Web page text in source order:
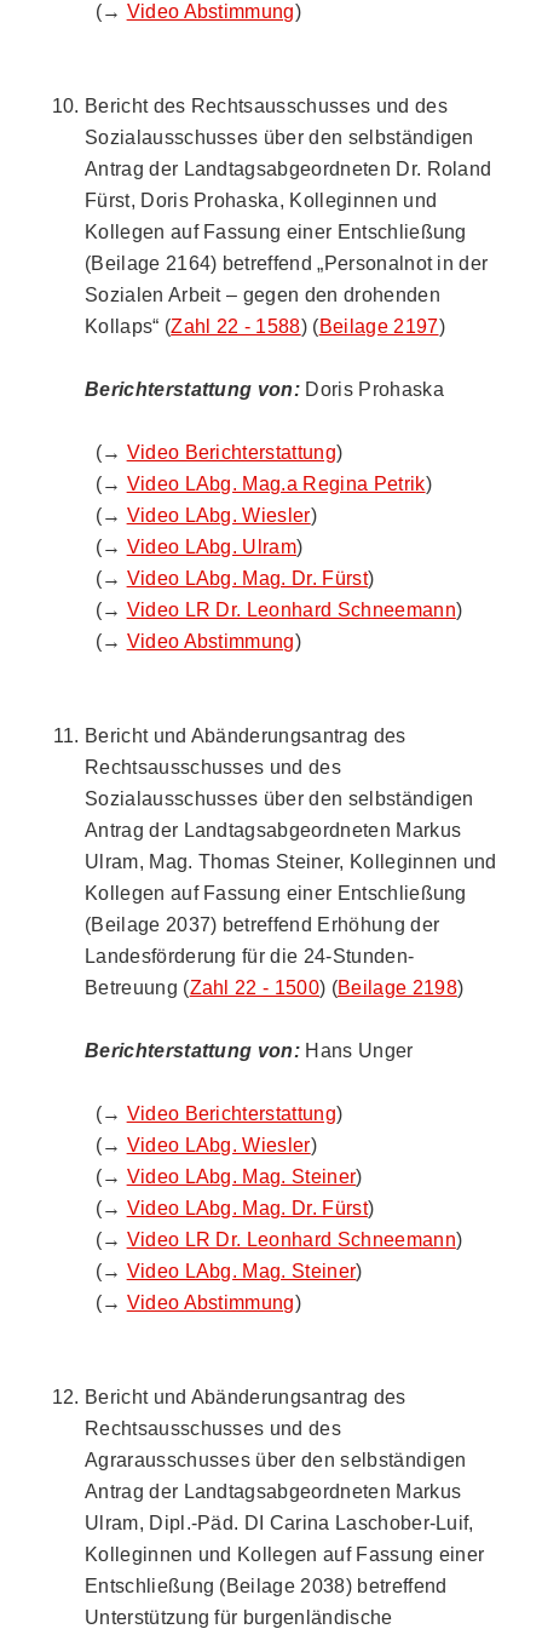
(→ Video Abstimmung)
Bericht des Rechtsausschusses und des
Sozialausschusses über den selbständigen
Antrag der Landtagsabgeordneten Dr. Roland
Fürst, Doris Prohaska, Kolleginnen und
Kollegen auf Fassung einer Entschließung
(Beilage 2164) betreffend „Personalnot in der
Sozialen Arbeit – gegen den drohenden
Kollaps“ (Zahl 22 - 1588) (Beilage 2197)
Berichterstattung von: Doris Prohaska
(→ Video Berichterstattung)
(→ Video LAbg. Mag.a Regina Petrik)
(→ Video LAbg. Wiesler)
(→ Video LAbg. Ulram)
(→ Video LAbg. Mag. Dr. Fürst)
(→ Video LR Dr. Leonhard Schneemann)
(→ Video Abstimmung)
Bericht und Abänderungsantrag des
Rechtsausschusses und des
Sozialausschusses über den selbständigen
Antrag der Landtagsabgeordneten Markus
Ulram, Mag. Thomas Steiner, Kolleginnen und
Kollegen auf Fassung einer Entschließung
(Beilage 2037) betreffend Erhöhung der
Landesförderung für die 24-Stunden-
Betreuung (Zahl 22 - 1500) (Beilage 2198)
Berichterstattung von: Hans Unger
(→ Video Berichterstattung)
(→ Video LAbg. Wiesler)
(→ Video LAbg. Mag. Steiner)
(→ Video LAbg. Mag. Dr. Fürst)
(→ Video LR Dr. Leonhard Schneemann)
(→ Video LAbg. Mag. Steiner)
(→ Video Abstimmung)
Bericht und Abänderungsantrag des
Rechtsausschusses und des
Agrarausschusses über den selbständigen
Antrag der Landtagsabgeordneten Markus
Ulram, Dipl.-Päd. DI Carina Laschober-Luif,
Kolleginnen und Kollegen auf Fassung einer
Entschließung (Beilage 2038) betreffend
Unterstützung für burgenländische